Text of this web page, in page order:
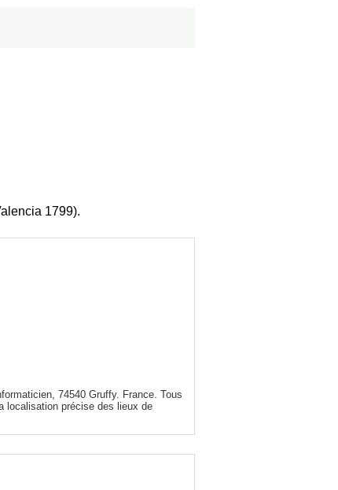
1799).
74540 Gruffy. France. Tous
localisation précise des lieux de